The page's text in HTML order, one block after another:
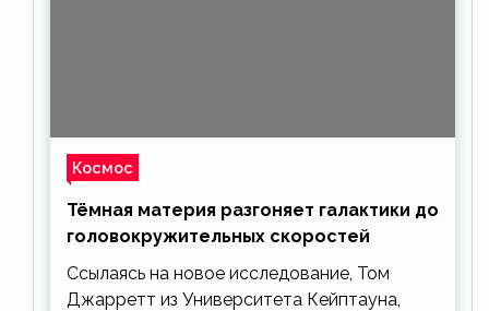
Космос
Тёмная материя разгоняет галактики до
головокружительных скоростей
Ссылаясь на новое исследование, Том
Джарретт из Университета Кейптауна,